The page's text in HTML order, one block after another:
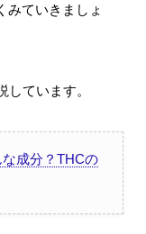
みていきましょ
ています。
成分？THCの